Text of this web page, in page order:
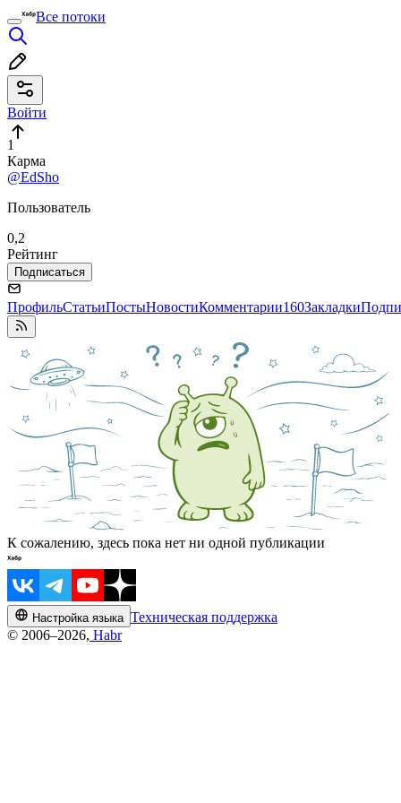
Все потоки
Войти
1
Карма
@EdSho
Пользователь
0,2
Рейтинг
Подписаться
ПрофильСтатьиПостыНовостиКомментарии160Закладки
К сожалению, здесь пока нет ни одной публикации
Настройка языка Техническая поддержка
© 2006–2026, Habr